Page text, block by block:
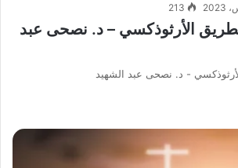
213
الطريق الأرثوذكسي – د. نصحى عبد
- د. نصحى عبد الشهيد